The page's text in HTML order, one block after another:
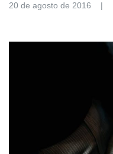
20 de agosto de 2016